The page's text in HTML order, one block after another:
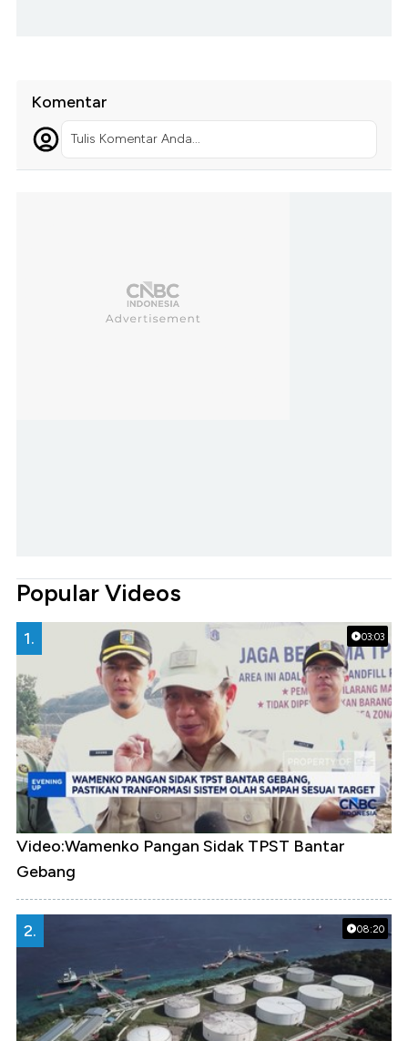
Komentar
Tulis Komentar Anda...
Popular Videos
03:03
1.
Video:Wamenko Pangan Sidak TPST Bantar
Gebang
08:20
2.